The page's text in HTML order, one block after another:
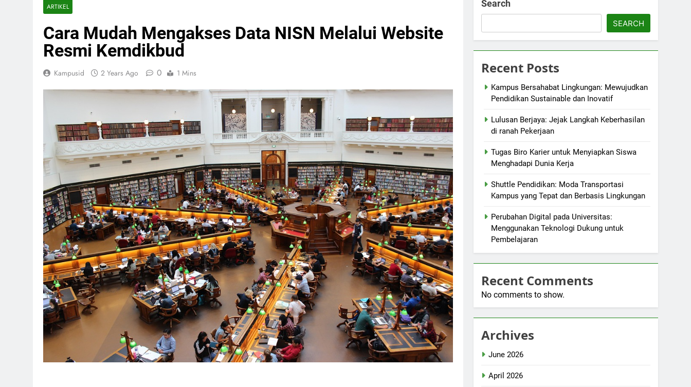
ARTIKEL
Cara Mudah Mengakses Data NISN Melalui Website
Resmi Kemdikbud
Kampusid 2 Years Ago 0 1 Mins
Search
SEARCH
Recent Posts
Kampus Bersahabat Lingkungan: Mewujudkan
Pendidikan Sustainable dan Inovatif
Lulusan Berjaya: Jejak Langkah Keberhasilan
di ranah Pekerjaan
Tugas Biro Karier untuk Menyiapkan Siswa
Menghadapi Dunia Kerja
Shuttle Pendidikan: Moda Transportasi
Kampus yang Tepat dan Berbasis Lingkungan
Perubahan Digital pada Universitas:
Menggunakan Teknologi Dukung untuk
Pembelajaran
Recent Comments
No comments to show.
Archives
June 2026
April 2026